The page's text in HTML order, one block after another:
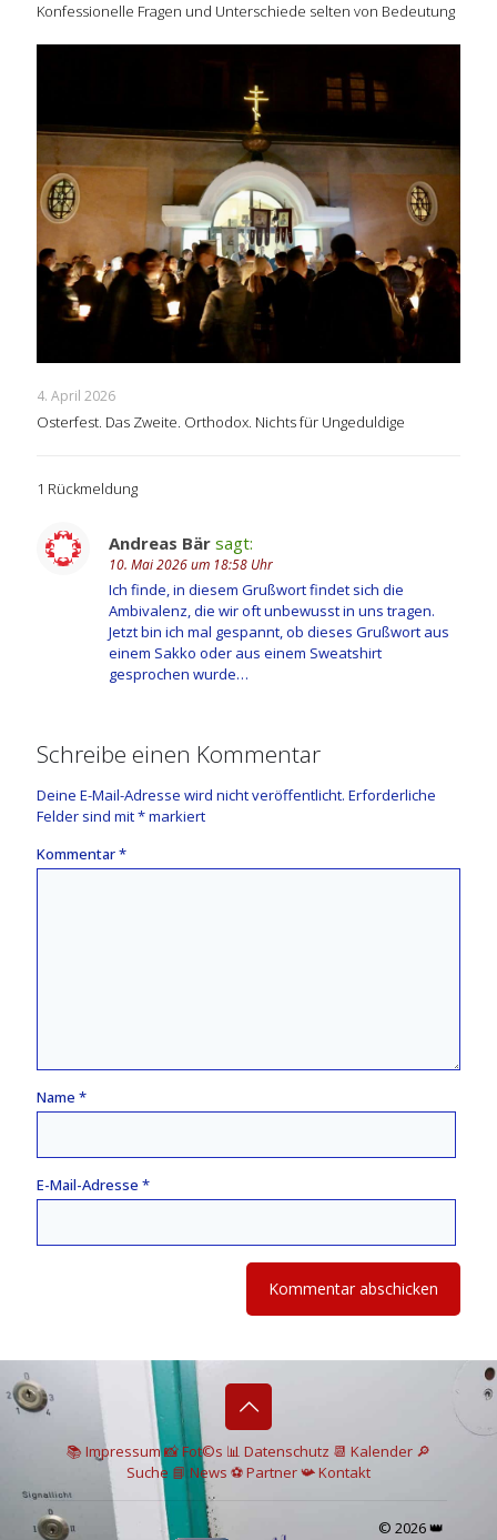
Konfessionelle Fragen und Unterschiede selten von Bedeutung
4. April 2026
Osterfest. Das Zweite. Orthodox. Nichts für Ungeduldige
1 Rückmeldung
Andreas Bär sagt:
10. Mai 2026 um 18:58 Uhr
Ich finde, in diesem Grußwort findet sich die
Ambivalenz, die wir oft unbewusst in uns tragen.
Jetzt bin ich mal gespannt, ob dieses Grußwort aus
einem Sakko oder aus einem Sweatshirt
gesprochen wurde…
Schreibe einen Kommentar
Deine E-Mail-Adresse wird nicht veröffentlicht. Erforderliche
Felder sind mit*markiert
Kommentar*
Name *
E-Mail-Adresse *
📚 Impressum📸Fot©s 📊 Datenschutz 📆 Kalender 🔎
Suche 📘 News ⚽Partner📯Kontakt
© 2026 👑